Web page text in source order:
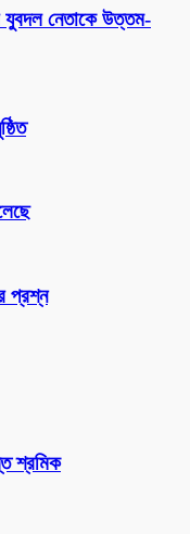
নেতাকে উত্তম-
প্রশ্ন
শ্রমিক